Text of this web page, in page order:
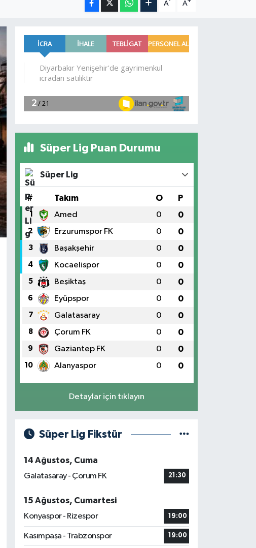
A A
Süper Lig Puan Durumu
Süper Lig
# Takım O P
1 Amed 0 0
2 Erzurumspor FK 0 0
3 Başakşehir 0 0
4 Kocaelispor 0 0
5 Beşiktaş 0 0
6 Eyüpspor 0 0
7 Galatasaray 0 0
8 Çorum FK 0 0
9 Gaziantep FK 0 0
10 Alanyaspor 0 0
Detaylar için tıklayın
Süper Lig Fikstür
14 Ağustos, Cuma
Galatasaray - Çorum FK
21:30
15 Ağustos, Cumartesi
Konyaspor - Rizespor
19:00
Kasımpaşa - Trabzonspor 19:00